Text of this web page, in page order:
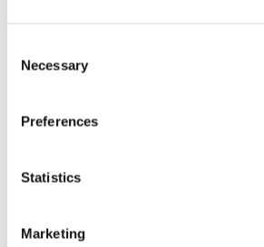
Selection
Necessary
Preferences
Statistics
Marketing
Eckerö tyngs av